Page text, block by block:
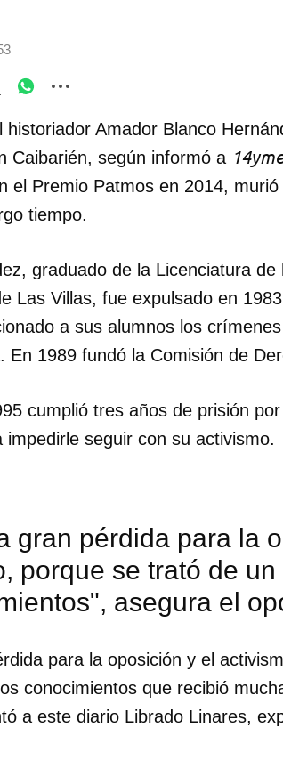
historiador Amador Blanco
Caibarién, según informó a
el Premio Patmos en 2014,
tiempo.
graduado de la Licenciatura
Las Villas, fue expulsado en
a sus alumnos los
En 1989 fundó la Comisión de
cumplió tres años de prisión
impedirle seguir con su activismo.
gran pérdida para la
porque se trató de
asegura el
para la oposición y el
conocimientos que recibió
a este diario Librado Linares,